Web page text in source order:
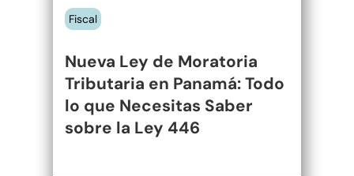
Fiscal
Nueva Ley de Moratoria
Tributaria en Panamá: Todo
lo que Necesitas Saber
sobre la Ley 446
Ley 446